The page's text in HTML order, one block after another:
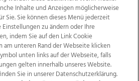
Mediadaten Kontakt
Jobs
AGB Anzeigekunden
Politische Werbung
Inhalte und Anzeigen möglicherweise
Sie. Sie können dieses Menü jederzeit
zu ändern oder Ihre
indem Sie auf den Link Cookie
am unteren Rand der Webseite klicken
unten links auf der Webseite, falls
gelten innerhalb unseres Website.
Sie in unserer Datenschutzerklärung.